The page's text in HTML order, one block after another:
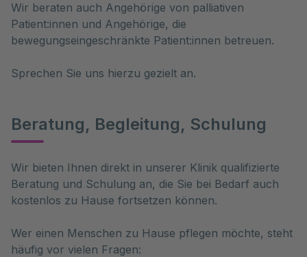
Wir beraten auch Angehörige von palliativen
Patient:innen und Angehörige, die
bewegungseingeschränkte Patient:innen betreuen.
Sprechen Sie uns hierzu gezielt an.
Beratung, Begleitung, Schulung
Wir bieten Ihnen direkt in unserer Klinik qualifizierte
Beratung und Schulung an, die Sie bei Bedarf auch
kostenlos zu Hause fortsetzen können.
Wer einen Menschen zu Hause pflegen möchte, steht
häufig vor vielen Fragen: